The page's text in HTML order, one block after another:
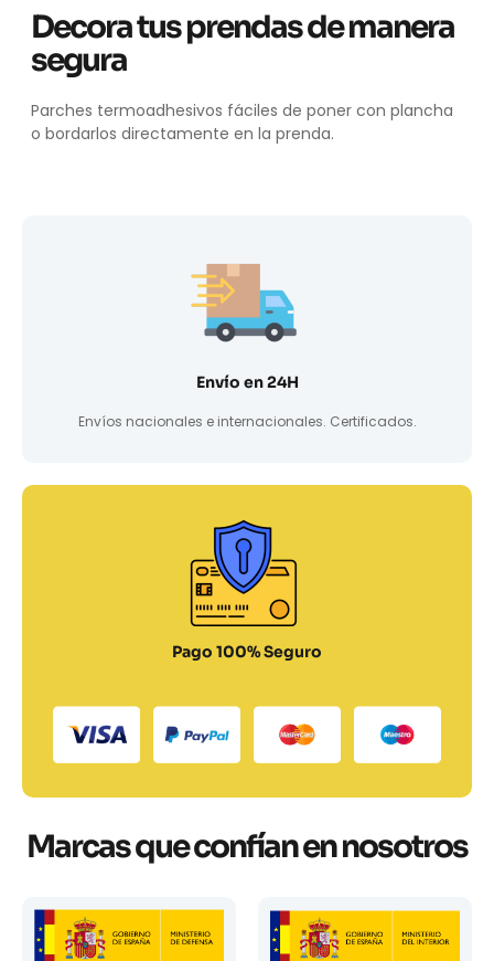
Decora tus prendas de manera
segura
Parches termoadhesivos fáciles de poner con plancha
o bordarlos directamente en la prenda.
Envío en 24H
Envíos nacionales e internacionales. Certificados.
Pago 100% Seguro
Marcas que confían en nosotros